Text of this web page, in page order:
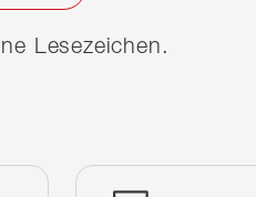
Lesezeichen.